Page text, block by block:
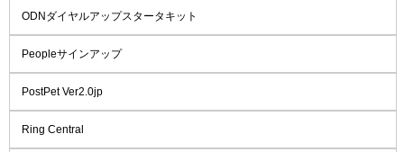
ODNダイヤルアップスタータキット
Peopleサインアップ
PostPet Ver2.0jp
Ring Central